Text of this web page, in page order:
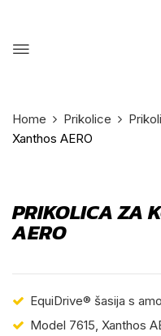
Home Prikolice
Xanthos AERO
PRIKOLICA ZA
AERO
EquiDrive® šasija s
Model 7615, Xanthos